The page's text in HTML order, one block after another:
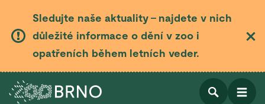
Sledujte naše aktuality – najdete v nich
důležité informace o dění v zoo i
opatřeních během letních veder.
Otevřít